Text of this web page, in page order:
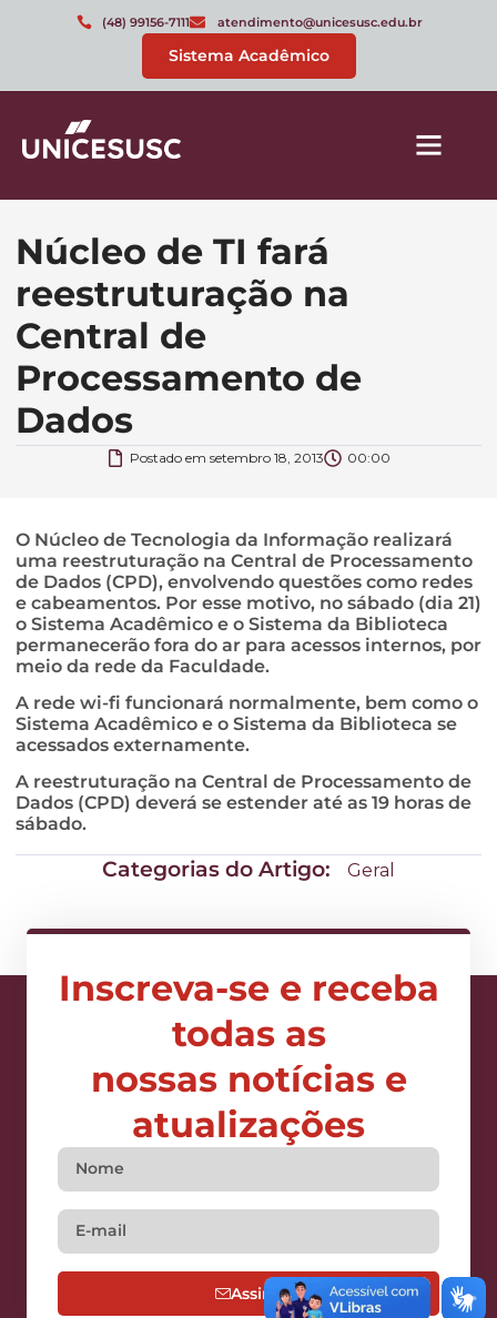
(48) 99156-7111 atendimento@unicesusc.edu.br
Sistema Acadêmico
Núcleo de TI fará
reestruturação na
Central de
Processamento de
Dados
Postado em setembro 18, 2013 00:00
O Núcleo de Tecnologia da Informação realizará
uma reestruturação na Central de Processamento
de Dados (CPD), envolvendo questões como redes
e cabeamentos. Por esse motivo, no sábado (dia 21)
o Sistema Acadêmico e o Sistema da Biblioteca
permanecerão fora do ar para acessos internos, por
meio da rede da Faculdade.
A rede wi-fi funcionará normalmente, bem como o
Sistema Acadêmico e o Sistema da Biblioteca se
acessados externamente.
A reestruturação na Central de Processamento de
Dados (CPD) deverá se estender até as 19 horas de
sábado.
Categorias do Artigo: Geral
Inscreva-se e receba
todas as
nossas notícias e
atualizações
Assine